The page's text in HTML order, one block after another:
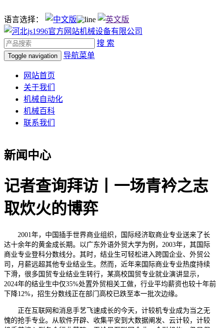
语言选择：
搜 索
Toggle navigation 导航菜单
网站首页
关于我们
机械自动化
机械百科
联系我们
新闻中心
记者查询拜访丨一场青衿之志
取炊火的博弈
2001年，中国插手世界商业组织，国际经济取商业专业送来了长
达十余年的黄金成长期。以广东外语外贸大学为例，2003年，其国际
商业专业登科分数线分。其时，结业生可轻松进入跨国企业、外贸公
司，月薪远超其他专业结业生。然而，近年来国际商业专业热度持续
下滑，很多国贸专业结业生转行，某高校国贸专业就业演讲显示，
2024年的结业生中仅35%处置外贸相关工做，行业平均薪资也较十年前
下降12%，招生分数线正在部门高校已跌至本一批次边缘。
正在互联网和消息手艺飞速成长的今天，计较机专业成为当之无
愧的抢手专业。从软件开辟、收集平安到大数据阐发、云计较，计较